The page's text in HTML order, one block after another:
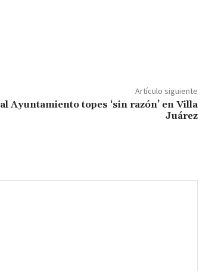
Artículo siguiente
Ayuntamiento topes ‘sin razón’ en Villa
Juárez